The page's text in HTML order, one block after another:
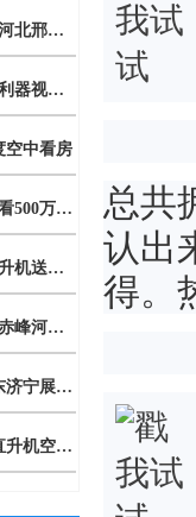
元旦庆典私人直升机助阵河北邢台一珠宝商家
直升机空中看房成为房产利器视频播放量近千万
空中看房
济南一地产租直升机空中看500万别墅
真正圣诞老人成土豪坐直升机送钻戒和空中婚礼
飞机之家顺利完成内蒙古赤峰河北承德航空测绘
一架400万直升机前往山东济宁展开美国白蛾防治
山东济南一地产租400万直升机空中看泉城
总共
认出
得。